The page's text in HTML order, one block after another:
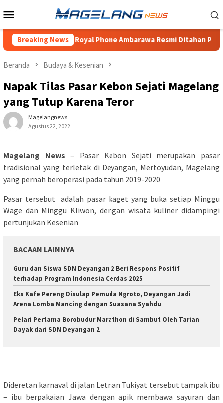
ke
Mobile
Breaking News
Bos Royal Phone Ambarawa Resmi Ditahan Polisi
Beranda Budaya & Kesenian
Napak Tilas Pasar Kebon Sejati Magelang
yang Tutup Karena Teror
Magelangnews
Agustus 22, 2022
Magelang News– Pasar Kebon Sejati merupakan pasar
tradisional yang terletak di Deyangan, Mertoyudan, Magelang
yang pernah beroperasi pada tahun 2019-2020
Pasar tersebut adalah pasar kaget yang buka setiap Minggu
Wage dan Minggu Kliwon, dengan wisata kuliner didampingi
pertunjukan Kesenian
BACAAN LAINNYA
Guru dan Siswa SDN Deyangan 2 Beri Respons Positif
terhadap Program Indonesia Cerdas 2025
Eks Kafe Pereng Disulap Pemuda Ngroto, Deyangan Jadi
Arena Lomba Mancing dengan Suasana Syahdu
Pelari Pertama Borobudur Marathon di Sambut Oleh Tarian
Dayak dari SDN Deyangan 2
Dideretan karnaval di jalan Letnan Tukiyat tersebut tampak ibu
– ibu berpakaian Jawa dengan apik membawa sayuran dan